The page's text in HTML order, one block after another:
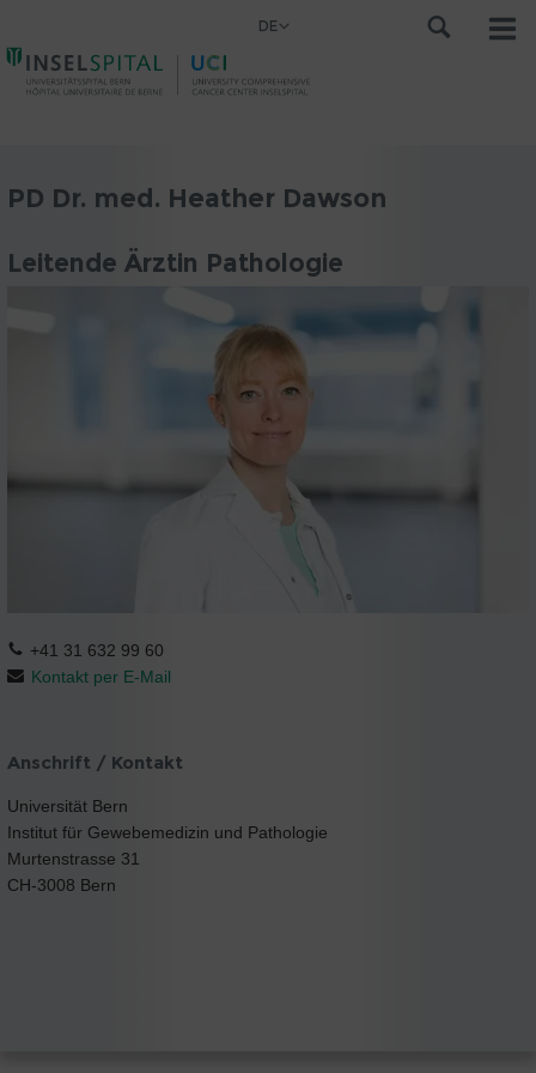
DE
PD Dr. med. Heather Dawson
Leitende Ärztin Pathologie
+41 31 632 99 60
Kontakt per E-Mail
Anschrift / Kontakt
Universität Bern
Institut für Gewebemedizin und Pathologie
Murtenstrasse 31
CH-3008 Bern